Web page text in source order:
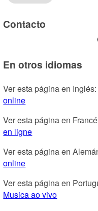
Contacto
En otros idiomas
Ver esta página en Inglés:
online
Ver esta página en
en ligne
Ver esta página en
online
Ver esta página en
Musica ao vivo